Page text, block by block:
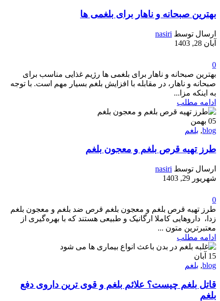
بهترین صبحانه و ناهار برای بلغمی ها
ارسال توسط nasiri
آبان 28, 1403
0
بهترین صبحانه و ناهار برای بلغمی ها رژیم غذایی مناسب برای
صبحانه و ناهار، در مقابله با افزایش بلغم بسیار مهم است. با توجه
به اینکه مزا...
ادامه مطلب
05 بهمن
blog
, بلغم
طرز تهیه قرص بلغم و معجون بلغم
ارسال توسط nasiri
شهریور 29, 1403
0
طرز تهیه قرص بلغم و معجون بلغم قرص ضد بلغم و معجون بلغم
‌زدا، داروهایی کاملا ارگانیک و طبیعی هستند که با بهره‌گیری از
معتبرترین متون ...
ادامه مطلب
15 آبان
blog
, بلغم
قاتل بلغم چیست؟ علائم بلغم و قوی ترین داروی دفع
بلغم